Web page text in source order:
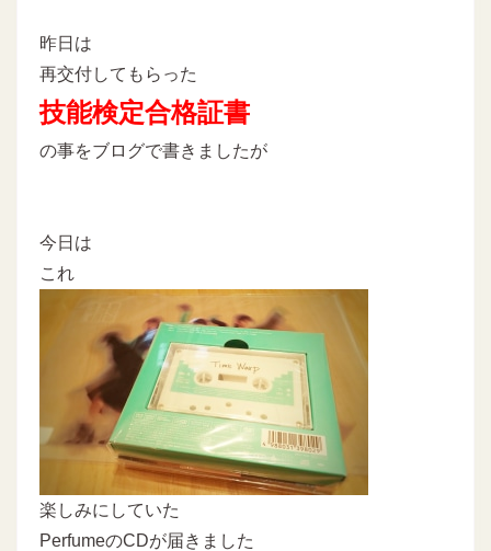
昨日は
再交付してもらった
技能検定合格証書
の事をブログで書きましたが
今日は
これ
楽しみにしていた
PerfumeのCDが届きました